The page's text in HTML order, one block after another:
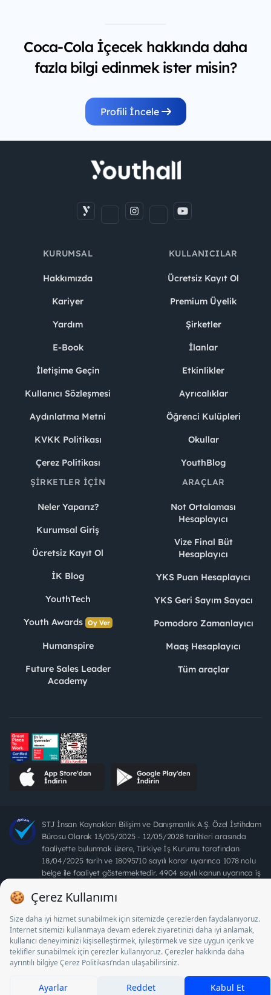
Coca-Cola İçecek hakkında daha
fazla bilgi edinmek ister misin?
Profili İncele
KURUMSAL
Hakkımızda
Kariyer
Yardım
E-Book
İletişime Geçin
Kullanıcı Sözleşmesi
Aydınlatma Metni
KVKK Politikası
Çerez Politikası
KULLANICILAR
Ücretsiz Kayıt Ol
Premium Üyelik
Şirketler
İlanlar
Etkinlikler
Ayrıcalıklar
Öğrenci Kulüpleri
Okullar
YouthBlog
ŞIRKETLER İÇIN
Neler Yaparız?
Kurumsal Giriş
Ücretsiz Kayıt Ol
İK Blog
YouthTech
Youth Awards Oy Ver
Humanspire
Future Sales Leader
Academy
ARAÇLAR
Not Ortalaması
Hesaplayıcı
Vize Final Büt
Hesaplayıcı
YKS Puan Hesaplayıcı
YKS Geri Sayım Sayacı
Pomodoro Zamanlayıcı
Maaş Hesaplayıcı
Tüm araçlar
STJ İnsan Kaynakları Bilişim ve Danışmanlık A.Ş. Özel İstihdam
Bürosu Olarak 13/05/2025 - 12/05/2028 tarihleri arasında
faaliyette bulunmak üzere, Türkiye İş Kurumu tarafından
18/04/2025 tarih ve 18095710 sayılı karar uyarınca 1078 nolu
belge ile faaliyet göstermektedir. 4904 sayılı kanun uyarınca iş